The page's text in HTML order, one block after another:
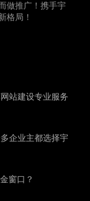
做推广！携手宇
格局！
站建设专业服务
企业主都选择宇
窗口？